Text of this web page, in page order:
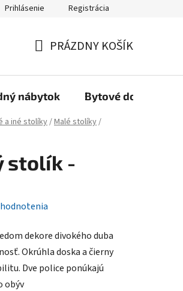
Záručné podmienky Reklamačný formulár
Prihlásenie Registrácia
KOŠÍK
PRÁZDNY KOŠÍK
nábytok Bytové doplnky
a iné stolíky/Malé stolíky/
stolík -
dekore divokého duba
Okrúhla doska a čierny
Dve police ponúkajú
obýv